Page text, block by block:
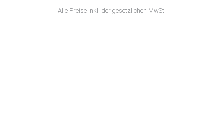
Alle Preise inkl. der gesetzlichen MwSt.